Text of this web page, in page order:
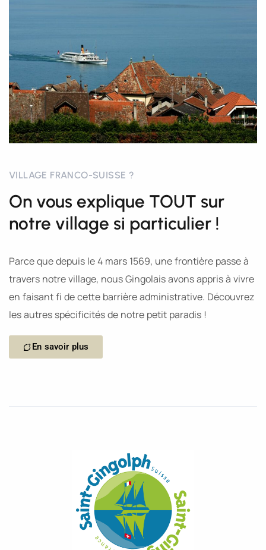
VILLAGE FRANCO-SUISSE ?
On vous explique TOUT sur
notre village si particulier !
Parce que depuis le 4 mars 1569, une frontière passe à
travers notre village, nous Gingolais avons appris à vivre
en faisant fi de cette barrière administrative. Découvrez
les autres spécificités de notre petit paradis !
En savoir plus